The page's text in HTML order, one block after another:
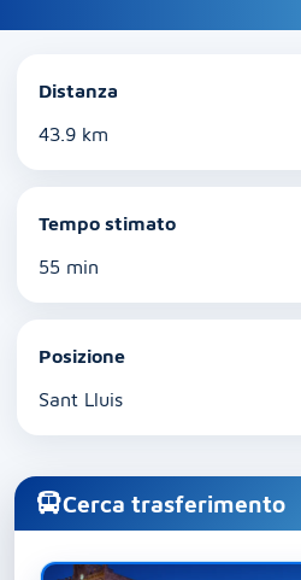
Distanza
43.9 km
Tempo stimato
55 min
Posizione
Sant Lluis
Cerca trasferimento